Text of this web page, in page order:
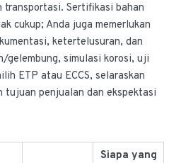
transportasi. Sertifikasi bahan
cukup; Anda juga memerlukan
ketertelusuran, dan
gelembung, simulasi korosi, uji
ETP atau ECCS, selaraskan
tujuan penjualan dan ekspektasi
Siapa yang